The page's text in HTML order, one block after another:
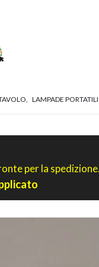
, LAMPADE PORTATILI
per la spedizione.